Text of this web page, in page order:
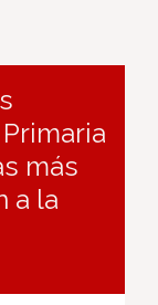
más
a la